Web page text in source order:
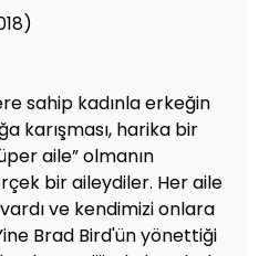
sahip kadınla erkeğin
karışması, harika bir
aile” olmanın
bir aileydiler. Her aile
ve kendimizi onlara
Brad Bird'ün yönettiği